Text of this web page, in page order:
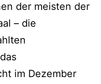
der meisten der
– die
im Dezember